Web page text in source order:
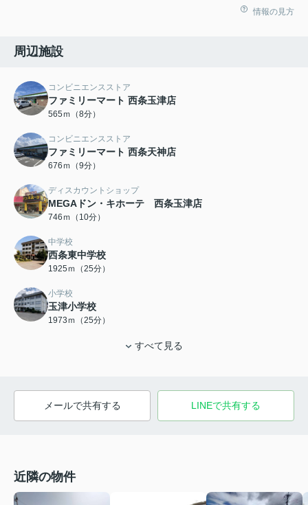
情報の見方
周辺施設
コンビニエンスストア
ファミリーマート 西条玉津店
565ｍ（8分）
コンビニエンスストア
ファミリーマート 西条天神店
676ｍ（9分）
ディスカウントショップ
MEGAドン・キホーテ 西条玉津店
746ｍ（10分）
中学校
西条東中学校
1925ｍ（25分）
小学校
玉津小学校
1973ｍ（25分）
すべて見る
メールで共有する LINEで共有する
近隣の物件